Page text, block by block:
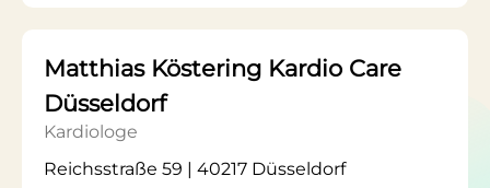
Matthias Köstering Kardio Care
Düsseldorf
Kardiologe
Reichsstraße 59 | 40217 Düsseldorf